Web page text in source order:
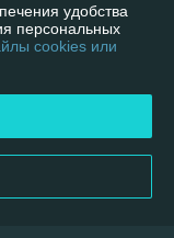
удобства
персональных
cookies или